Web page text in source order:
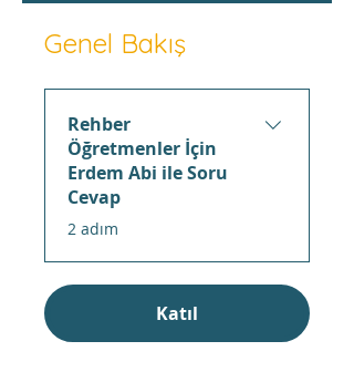
Genel Bakış
Rehber
Öğretmenler İçin
Erdem Abi ile Soru
Cevap
.
2 adım
Katıl